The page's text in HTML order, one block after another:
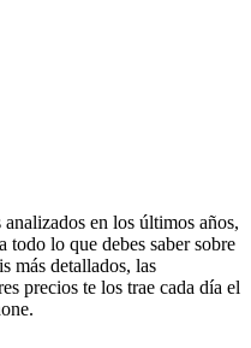
en los últimos años,
todo lo que debes saber sobre
más detallados, las
precios te los trae cada día el